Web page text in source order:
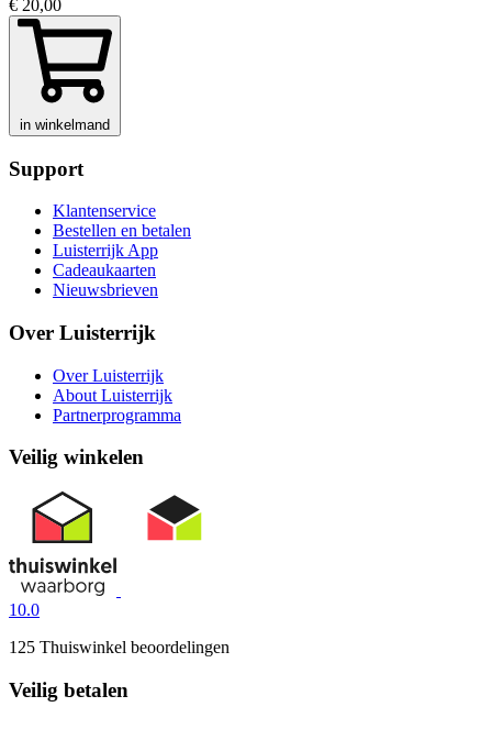
€ 20,00
in winkelmand
Support
Klantenservice
Bestellen en betalen
Luisterrijk App
Cadeaukaarten
Nieuwsbrieven
Over Luisterrijk
Over Luisterrijk
About Luisterrijk
Partnerprogramma
Veilig winkelen
10.0
125 Thuiswinkel beoordelingen
Veilig betalen